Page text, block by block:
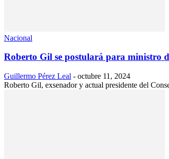
Nacional
Roberto Gil se postulará para ministro
Guillermo Pérez Leal - octubre 11, 2024
Roberto Gil, exsenador y actual presidente del